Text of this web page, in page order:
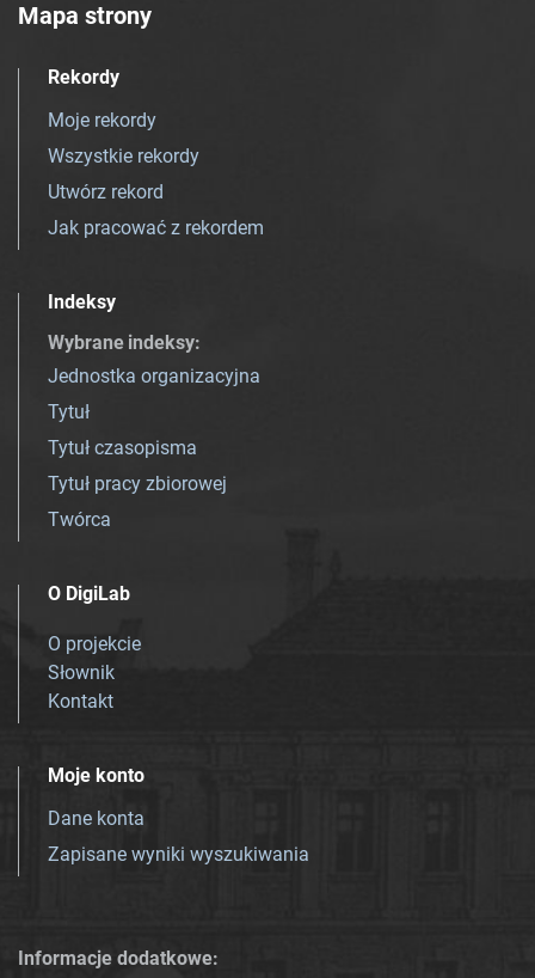
Mapa strony
Rekordy
Moje rekordy
Wszystkie rekordy
Utwórz rekord
Jak pracować z rekordem
Indeksy
Wybrane indeksy:
Jednostka organizacyjna
Tytuł
Tytuł czasopisma
Tytuł pracy zbiorowej
Twórca
O DigiLab
O projekcie
Słownik
Kontakt
Moje konto
Dane konta
Zapisane wyniki wyszukiwania
Informacje dodatkowe: